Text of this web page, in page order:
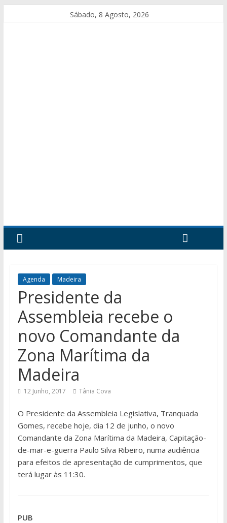
Sábado, 8 Agosto, 2026
Agenda Madeira
Presidente da
Assembleia recebe o
novo Comandante da
Zona Marítima da
Madeira
12 Junho, 2017 Tânia Cova
O Presidente da Assembleia Legislativa, Tranquada
Gomes, recebe hoje, dia 12 de junho, o novo
Comandante da Zona Marítima da Madeira, Capitação-
de-mar-e-guerra Paulo Silva Ribeiro, numa audiência
para efeitos de apresentação de cumprimentos, que
terá lugar às 11:30.
PUB